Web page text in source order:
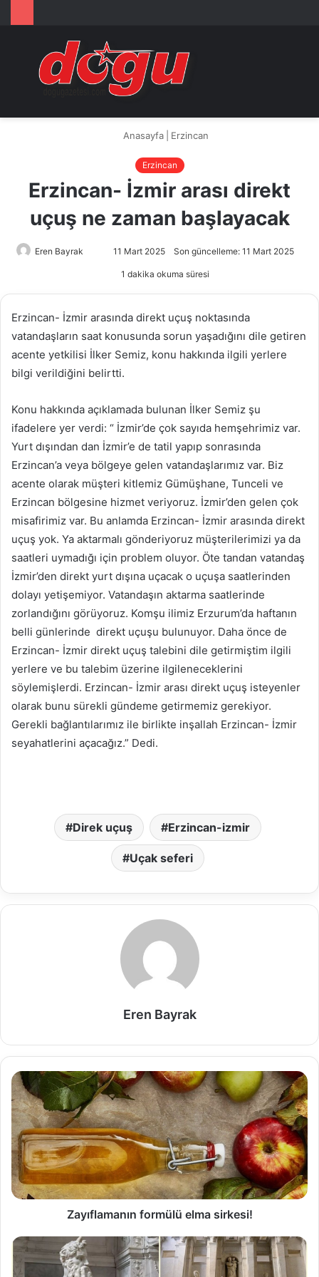
Arama
...
Anasayfa Erzincan
Erzincan
Erzincan- İzmir arası direkt
uçuş ne zaman başlayacak
Eren Bayrak 11 Mart 2025 Son güncelleme: 11 Mart 2025
1 dakika okuma süresi
Erzincan- İzmir arasında direkt uçuş noktasında
vatandaşların saat konusunda sorun yaşadığını dile getiren
acente yetkilisi İlker Semiz, konu hakkında ilgili yerlere
bilgi verildiğini belirtti.
Konu hakkında açıklamada bulunan İlker Semiz şu
ifadelere yer verdi: “ İzmir’de çok sayıda hemşehrimiz var.
Yurt dışından dan İzmir’e de tatil yapıp sonrasında
Erzincan’a veya bölgeye gelen vatandaşlarımız var. Biz
acente olarak müşteri kitlemiz Gümüşhane, Tunceli ve
Erzincan bölgesine hizmet veriyoruz. İzmir’den gelen çok
misafirimiz var. Bu anlamda Erzincan- İzmir arasında direkt
uçuş yok. Ya aktarmalı gönderiyoruz müşterilerimizi ya da
saatleri uymadığı için problem oluyor. Öte tandan vatandaş
İzmir’den direkt yurt dışına uçacak o uçuşa saatlerinden
dolayı yetişemiyor. Vatandaşın aktarma saatlerinde
zorlandığını görüyoruz. Komşu ilimiz Erzurum’da haftanın
belli günlerinde direkt uçuşu bulunuyor. Daha önce de
Erzincan- İzmir direkt uçuş talebini dile getirmiştim ilgili
yerlere ve bu talebim üzerine ilgileneceklerini
söylemişlerdi. Erzincan- İzmir arası direkt uçuş isteyenler
olarak bunu sürekli gündeme getirmemiz gerekiyor.
Gerekli bağlantılarımız ile birlikte inşallah Erzincan- İzmir
seyahatlerini açacağız.” Dedi.
Direk uçuş Erzincan-izmir
Uçak seferi
Eren Bayrak
Zayıflamanın formülü elma sirkesi!